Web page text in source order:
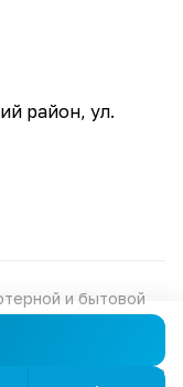
район, ул.
и бытовой
Оферта